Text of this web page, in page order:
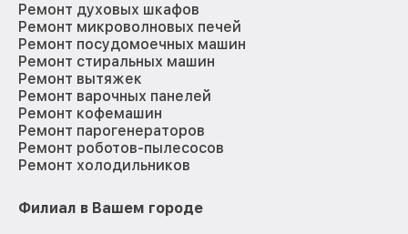
Ремонт духовых шкафов
Ремонт микроволновых печей
Ремонт посудомоечных машин
Ремонт стиральных машин
Ремонт вытяжек
Ремонт варочных панелей
Ремонт кофемашин
Ремонт парогенераторов
Ремонт роботов-пылесосов
Ремонт холодильников
Филиал в Вашем городе